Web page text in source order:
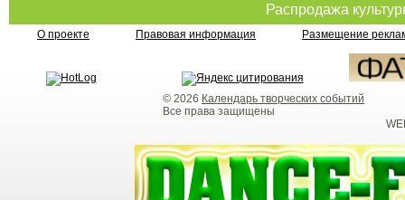
Распродажа
О проекте Правовая информация Размещение
© 2026 Календарь творческих событий
Все права защищены